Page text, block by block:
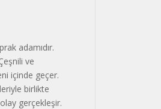
adamıdır.
ve
içinde geçer.
birlikte
gerçekleşir.